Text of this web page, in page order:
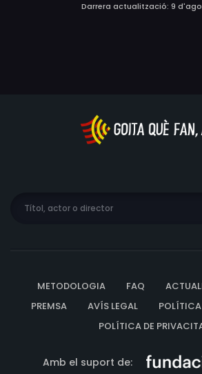
per la qual cosa paga la seva
Darrera actualització: 9
METODOLOGIA FAQ
PREMSA
AVÍS LEGAL
POLÍTICA DE
Amb el suport de: